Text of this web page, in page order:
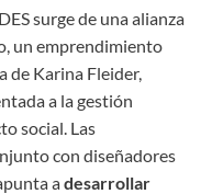
surge de una alianza
un emprendimiento
de Karina Fleider,
a la gestión
social. Las
con diseñadores
adesarrollar